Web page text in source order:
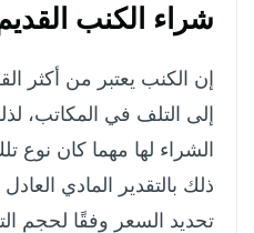
شراء الكنب
إن الكنب يعتبر من أكثر
إلى التلف في المكاتب،
الشراء لها مهما كان نوع
ذلك بالتقدير المادي
تحديد السعر وفقًا لحجم